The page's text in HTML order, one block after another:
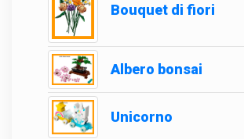
Bouquet di fiori
Albero bonsai
Unicorno